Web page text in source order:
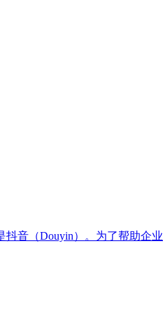
音（Douyin）。为了帮助企